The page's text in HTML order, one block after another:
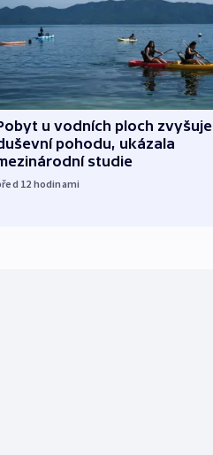
u vodních ploch zvyšuje
pohodu, ukázala
studie
12 hodinami